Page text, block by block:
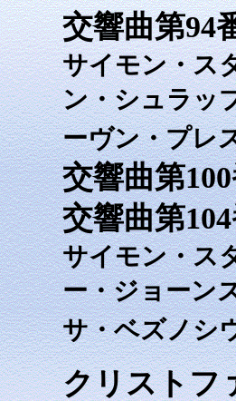
交響曲第94
サイモン・ス
ン・シュラッ
ーヴン・プレ
交響曲第
交響曲第
サイモン・ス
ー・ジョーン
サ・ベズノシ
クリストフ